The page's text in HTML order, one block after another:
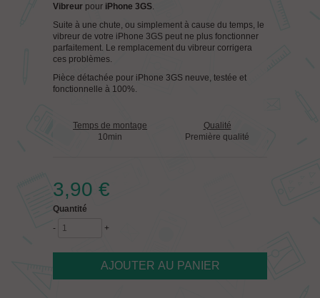
Vibreur pour iPhone 3GS.
Suite à une chute, ou simplement à cause du temps, le
vibreur de votre iPhone 3GS peut ne plus fonctionner
parfaitement. Le remplacement du vibreur corrigera
ces problèmes.
Pièce détachée pour iPhone 3GS neuve, testée et
fonctionnelle à 100%.
Temps de montage
10min
Qualité
Première qualité
3,90 €
Quantité
-
+